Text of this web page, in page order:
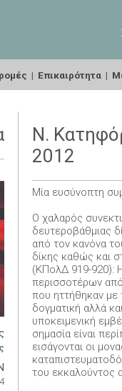
| Επικαιρότητα |
Ν.
2012
Μία ευσύνοπτη
Ο χαλαρός
δευτεροβάθμιας
από τον κανόνα
δίκης καθώς και
(ΚΠολΔ 919-920):
περισσοτέρων
που ηττήθηκαν με
δογματική αλλά
υποκειμενική
σημασία είναι
εισάγονται οι
του εκκαλούντος